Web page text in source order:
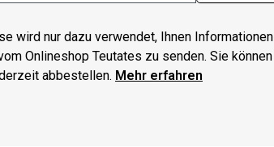
wird nur dazu verwendet, Ihnen Informationen
Onlineshop Teutates zu senden. Sie können
abbestellen. Mehr erfahren